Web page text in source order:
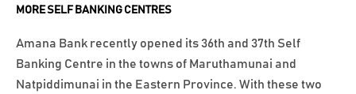
MORE SELF BANKING CENTRES
Amana Bank recently opened its 36th and 37th Self
Banking Centre in the towns of Maruthamunai and
Natpiddimunai in the Eastern Province. With these two